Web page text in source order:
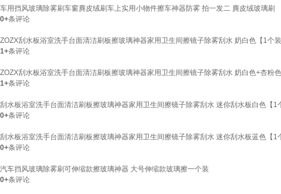
车用挡风玻璃除雾刷车窗麂皮绒刷车上实用小物件擦车神器防雾 拍一发二 麂皮绒玻璃刷
0+条评论
ZOZX刮水板浴室洗手台面清洁刷板擦玻璃神器家用卫生间擦镜子除雾刮水 奶白色【1个
1+条评论
ZOZX刮水板浴室洗手台面清洁刷板擦玻璃神器家用卫生间擦镜子除雾刮水 奶白色+杏粉
1+条评论
刮水板浴室洗手台面清洁刷板擦玻璃神器家用卫生间擦镜子除雾刮水 迷你刮水板白色【1
0+条评论
刮水板浴室洗手台面清洁刷板擦玻璃神器家用卫生间擦镜子除雾刮水 迷你刮水板蓝色【1
0+条评论
汽车挡风玻璃除雾刷可伸缩款擦玻璃神器 大号伸缩款玻璃擦一个装
0+条评论